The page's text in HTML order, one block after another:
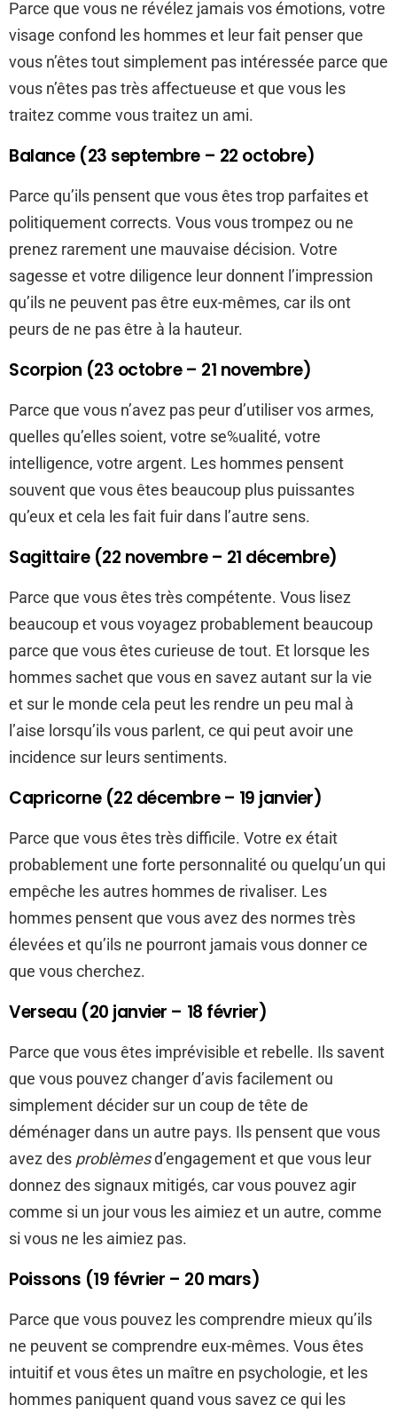
Parce que vous ne révélez jamais vos émotions, votre
visage confond les hommes et leur fait penser que
vous n’êtes tout simplement pas intéressée parce que
vous n’êtes pas très affectueuse et que vous les
traitez comme vous traitez un ami.
Balance (23 septembre – 22 octobre)
Parce qu’ils pensent que vous êtes trop parfaites et
politiquement corrects. Vous vous trompez ou ne
prenez rarement une mauvaise décision. Votre
sagesse et votre diligence leur donnent l’impression
qu’ils ne peuvent pas être eux-mêmes, car ils ont
peurs de ne pas être à la hauteur.
Scorpion (23 octobre – 21 novembre)
Parce que vous n’avez pas peur d’utiliser vos armes,
quelles qu’elles soient, votre se%ualité, votre
intelligence, votre argent. Les hommes pensent
souvent que vous êtes beaucoup plus puissantes
qu’eux et cela les fait fuir dans l’autre sens.
Sagittaire (22 novembre – 21 décembre)
Parce que vous êtes très compétente. Vous lisez
beaucoup et vous voyagez probablement beaucoup
parce que vous êtes curieuse de tout. Et lorsque les
hommes sachet que vous en savez autant sur la vie
et sur le monde cela peut les rendre un peu mal à
l’aise lorsqu’ils vous parlent, ce qui peut avoir une
incidence sur leurs sentiments.
Capricorne (22 décembre – 19 janvier)
Parce que vous êtes très difficile. Votre ex était
probablement une forte personnalité ou quelqu’un qui
empêche les autres hommes de rivaliser. Les
hommes pensent que vous avez des normes très
élevées et qu’ils ne pourront jamais vous donner ce
que vous cherchez.
Verseau (20 janvier – 18 février)
Parce que vous êtes imprévisible et rebelle. Ils savent
que vous pouvez changer d’avis facilement ou
simplement décider sur un coup de tête de
déménager dans un autre pays. Ils pensent que vous
avez des problèmesd’engagementet que vous leur
donnez des signaux mitigés, car vous pouvez agir
comme si un jour vous les aimiez et un autre, comme
si vous ne les aimiez pas.
Poissons (19 février – 20 mars)
Parce que vous pouvez les comprendre mieux qu’ils
ne peuvent se comprendre eux-mêmes. Vous êtes
intuitif et vous êtes un maître en psychologie, et les
hommes paniquent quand vous savez ce qui les